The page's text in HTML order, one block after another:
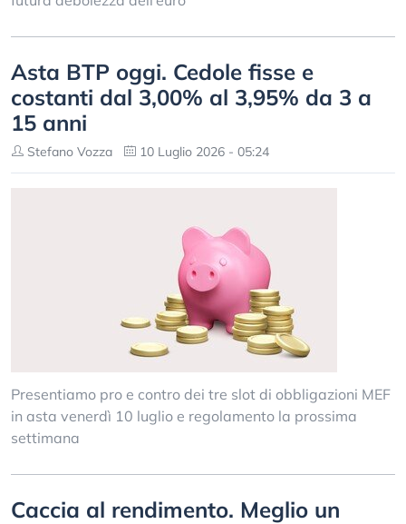
Asta BTP oggi. Cedole fisse e
costanti dal 3,00% al 3,95% da 3 a
15 anni
Stefano Vozza 10 Luglio 2026 - 05:24
Presentiamo pro e contro dei tre slot di obbligazioni MEF
in asta venerdì 10 luglio e regolamento la prossima
settimana
Caccia al rendimento. Meglio un